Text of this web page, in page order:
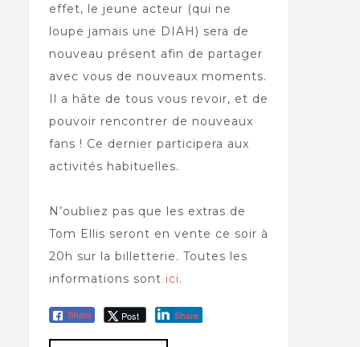
effet, le jeune acteur (qui ne
loupe jamais une DIAH) sera de
nouveau présent afin de partager
avec vous de nouveaux moments.
Il a hâte de tous vous revoir, et de
pouvoir rencontrer de nouveaux
fans ! Ce dernier participera aux
activités habituelles.
N’oubliez pas que les extras de
Tom Ellis seront en vente ce soir à
20h sur la billetterie. Toutes les
informations sont ici.
Share Post Share